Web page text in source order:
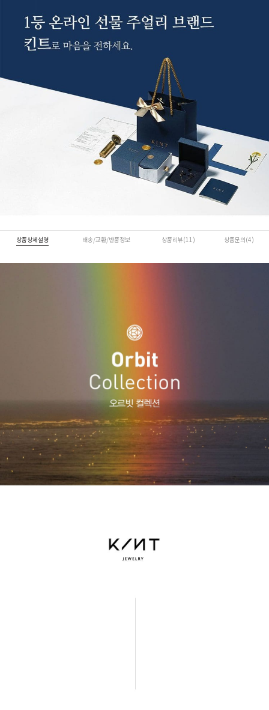
상품상세설명 배송/교환/반품정보 상품리뷰(11) 상품문의(4)